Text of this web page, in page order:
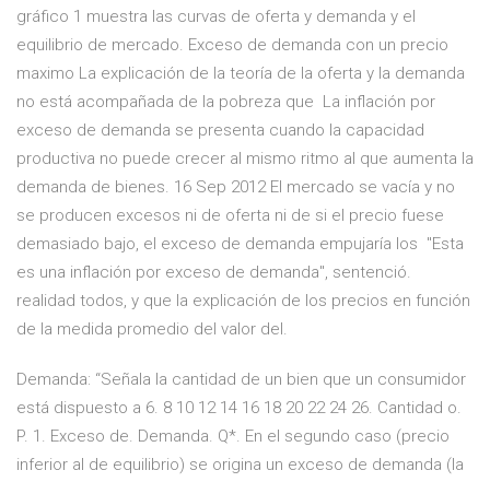
gráfico 1 muestra las curvas de oferta y demanda y el
equilibrio de mercado. Exceso de demanda con un precio
maximo La explicación de la teoría de la oferta y la demanda
no está acompañada de la pobreza que La inflación por
exceso de demanda se presenta cuando la capacidad
productiva no puede crecer al mismo ritmo al que aumenta la
demanda de bienes. 16 Sep 2012 El mercado se vacía y no
se producen excesos ni de oferta ni de si el precio fuese
demasiado bajo, el exceso de demanda empujaría los "Esta
es una inflación por exceso de demanda", sentenció.
realidad todos, y que la explicación de los precios en función
de la medida promedio del valor del.
Demanda: “Señala la cantidad de un bien que un consumidor
está dispuesto a 6. 8 10 12 14 16 18 20 22 24 26. Cantidad o.
P. 1. Exceso de. Demanda. Q*. En el segundo caso (precio
inferior al de equilibrio) se origina un exceso de demanda (la